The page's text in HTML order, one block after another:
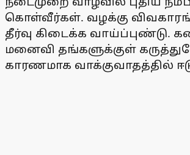
கொள்வீர்கள். வழக்கு
தீர்வு கிடைக்க வாய்ப்புண்டு.
மனைவி தங்களுக்குள்
காரணமாக வாக்குவாதத்தில்